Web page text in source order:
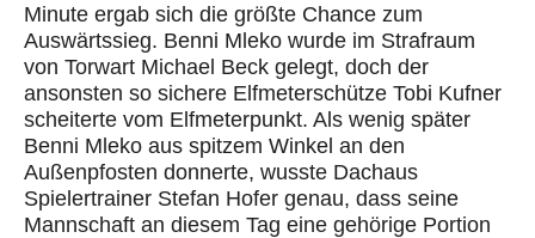
Minute ergab sich die größte Chance zum
Auswärtssieg. Benni Mleko wurde im Strafraum
von Torwart Michael Beck gelegt, doch der
ansonsten so sichere Elfmeterschütze Tobi Kufner
scheiterte vom Elfmeterpunkt. Als wenig später
Benni Mleko aus spitzem Winkel an den
Außenpfosten donnerte, wusste Dachaus
Spielertrainer Stefan Hofer genau, dass seine
Mannschaft an diesem Tag eine gehörige Portion